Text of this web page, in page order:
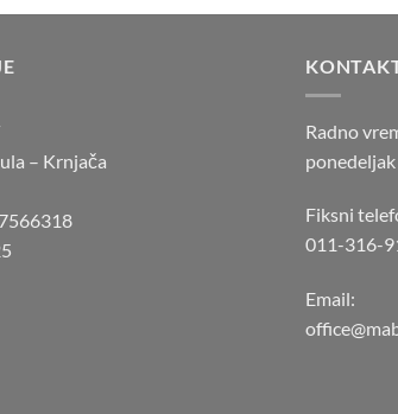
– Krnjača
Radno
Fiksni
011-316-
Email: